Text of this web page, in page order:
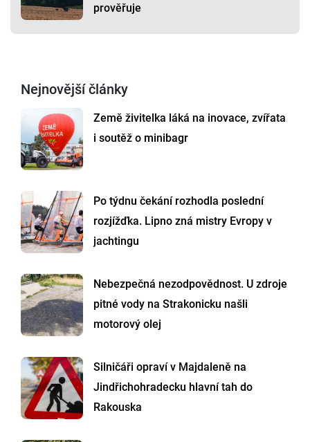
prověřuje
Nejnovější články
Země živitelka láká na inovace, zvířata
i soutěž o minibagr
Po týdnu čekání rozhodla poslední
rozjížďka. Lipno zná mistry Evropy v
jachtingu
Nebezpečná nezodpovědnost. U zdroje
pitné vody na Strakonicku našli
motorový olej
Silničáři opraví v Majdaleně na
Jindřichohradecku hlavní tah do
Rakouska